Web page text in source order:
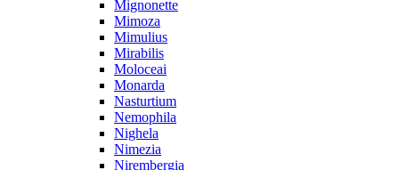
Mignonette
Mimoza
Mimulius
Mirabilis
Moloceai
Monarda
Nasturtium
Nemophila
Nighela
Nimezia
Nirembergia